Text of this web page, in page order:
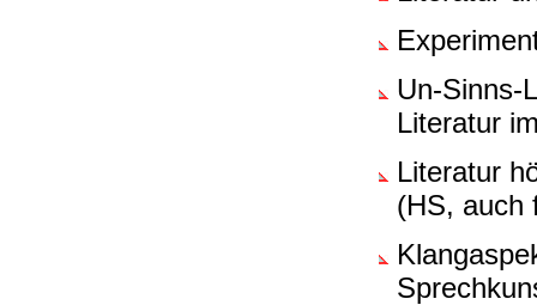
Un-Sinns-
Literatur
Literatur
(HS, auch